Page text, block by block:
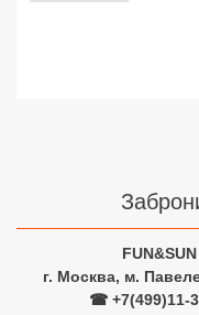
г. Москва, м.
☎ +7(499)11-
Сетевые отели
Сетевые отели